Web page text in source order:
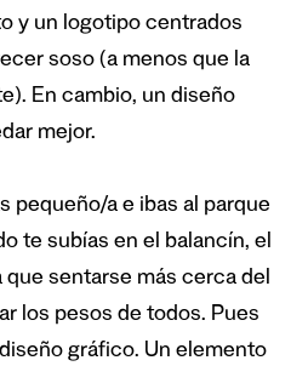
y un logotipo centrados
soso (a menos que la
En cambio, un diseño
mejor.
pequeño/a e ibas al parque
te subías en el balancín, el
que sentarse más cerca del
los pesos de todos. Pues
gráfico. Un elemento